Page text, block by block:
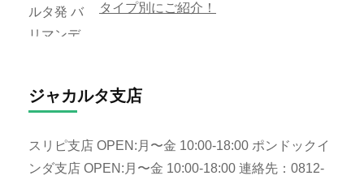
タイプ別にご紹介！
ジャカルタ支店
スリピ支店 OPEN:月〜金 10:00-18:00 ポンドックイ
ンダ支店 OPEN:月〜金 10:00-18:00 連絡先：0812-